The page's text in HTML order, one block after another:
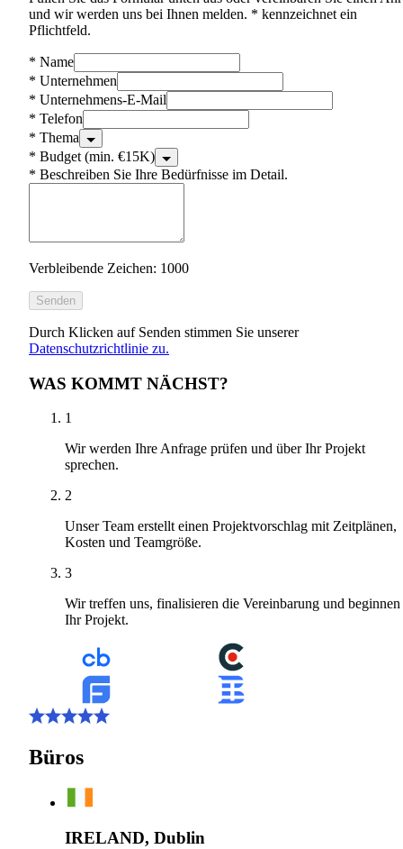
und wir werden uns bei Ihnen melden. * kennzeichnet ein
Pflichtfeld.
* Name
* Unternehmen
* Unternehmens-E-Mail
* Telefon
* Thema
* Budget (min. €15K)
* Beschreiben Sie Ihre Bedürfnisse im Detail.
Verbleibende Zeichen: 1000
Senden
Durch Klicken auf Senden stimmen Sie unserer
Datenschutzrichtlinie zu.
WAS KOMMT NÄCHST?
1
Wir werden Ihre Anfrage prüfen und über Ihr Projekt
sprechen.
2
Unser Team erstellt einen Projektvorschlag mit Zeitplänen,
Kosten und Teamgröße.
3
Wir treffen uns, finalisieren die Vereinbarung und beginnen
Ihr Projekt.
Büros
IRELAND, Dublin